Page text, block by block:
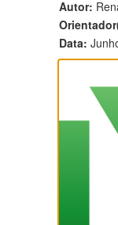
Autor:
Data: